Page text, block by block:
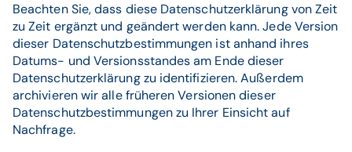
Beachten Sie, dass diese Datenschutzerklärung von Zeit
zu Zeit ergänzt und geändert werden kann. Jede Version
dieser Datenschutzbestimmungen ist anhand ihres
Datums- und Versionsstandes am Ende dieser
Datenschutzerklärung zu identifizieren. Außerdem
archivieren wir alle früheren Versionen dieser
Datenschutzbestimmungen zu Ihrer Einsicht auf
Nachfrage.